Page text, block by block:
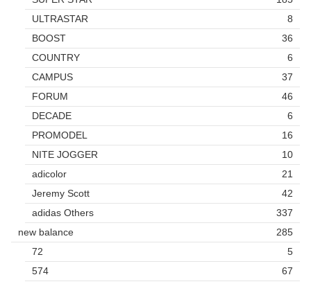
ULTRASTAR
8
BOOST
36
COUNTRY
6
CAMPUS
37
FORUM
46
DECADE
6
PROMODEL
16
NITE JOGGER
10
adicolor
21
Jeremy Scott
42
adidas Others
337
new balance
285
72
5
574
67